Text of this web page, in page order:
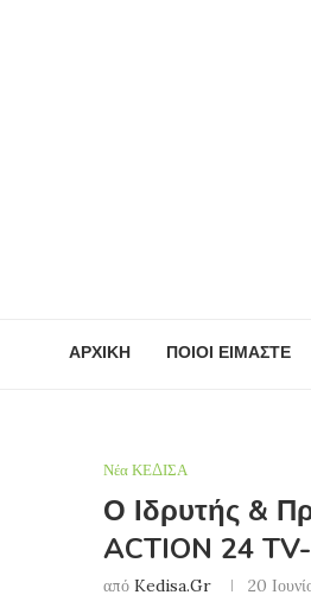
ΑΡΧΙΚΗ ΠΟΙΟΙ ΕΙΜΑΣΤΕ
Νέα ΚΕΔΙΣΑ
Ο Ιδρυτής &
ACTION 24
από Kedisa.gr 20